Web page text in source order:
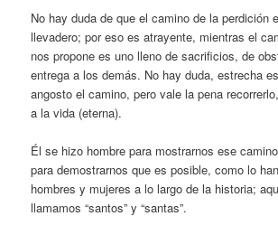
No hay duda de que el camino de la perdición
llevadero; por eso es atrayente, mientras el
nos propone es uno lleno de sacrificios, de
entrega a los demás. No hay duda, estrecha
angosto el camino, pero vale la pena
a la vida (eterna).
Él se hizo hombre para mostrarnos ese
para demostrarnos que es posible, como lo
hombres y mujeres a lo largo de la historia;
llamamos “santos” y “santas”.